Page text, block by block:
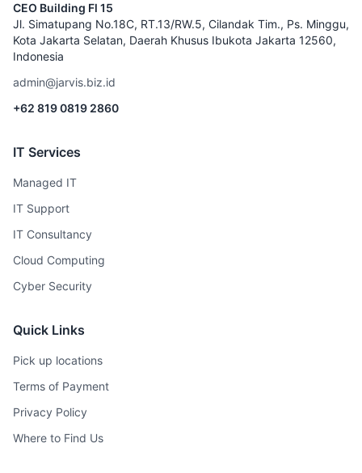
CEO Building Fl 15
Jl. Simatupang No.18C, RT.13/RW.5, Cilandak Tim., Ps. Minggu,
Kota Jakarta Selatan, Daerah Khusus Ibukota Jakarta 12560,
Indonesia
admin@jarvis.biz.id
+62 819 0819 2860
IT Services
Managed IT
IT Support
IT Consultancy
Cloud Computing
Cyber Security
Quick Links
Pick up locations
Terms of Payment
Privacy Policy
Where to Find Us